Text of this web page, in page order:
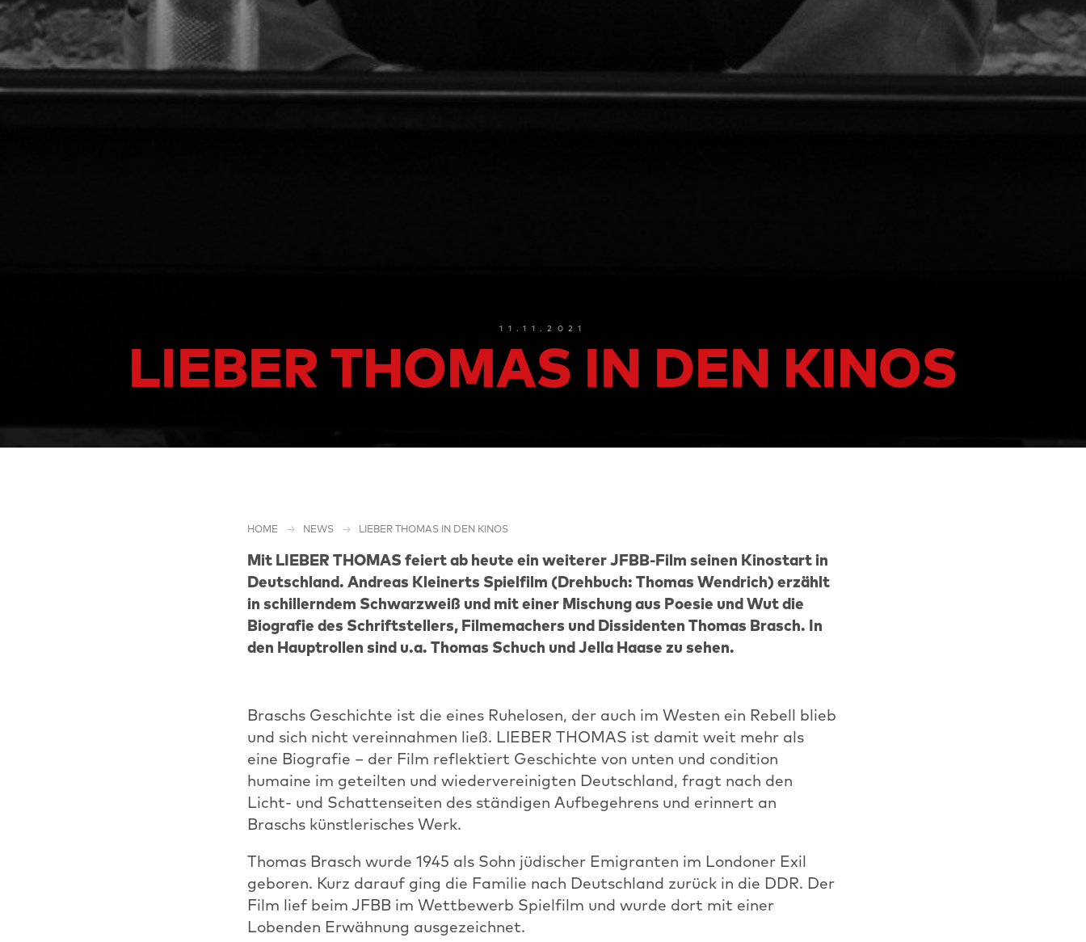
11.11.2021
LIEBER THOMAS IN DEN KINOS
HOME NEWS LIEBER THOMAS IN DEN KINOS
Mit LIEBER THOMAS feiert ab heute ein weiterer JFBB-Film seinen Kinostart in
Deutschland. Andreas Kleinerts Spielfilm (Drehbuch: Thomas Wendrich) erzählt
in schillerndem Schwarzweiß und mit einer Mischung aus Poesie und Wut die
Biografie des Schriftstellers, Filmemachers und Dissidenten Thomas Brasch. In
den Hauptrollen sind u.a. Thomas Schuch und Jella Haase zu sehen.
Braschs Geschichte ist die eines Ruhelosen, der auch im Westen ein Rebell blieb
und sich nicht vereinnahmen ließ. LIEBER THOMAS ist damit weit mehr als
eine Biografie – der Film reflektiert Geschichte von unten und condition
humaine im geteilten und wiedervereinigten Deutschland, fragt nach den
Licht- und Schattenseiten des ständigen Aufbegehrens und erinnert an
Braschs künstlerisches Werk.
Thomas Brasch wurde 1945 als Sohn jüdischer Emigranten im Londoner Exil
geboren. Kurz darauf ging die Familie nach Deutschland zurück in die DDR. Der
Film lief beim JFBB im Wettbewerb Spielfilm und wurde dort mit einer
Lobenden Erwähnung ausgezeichnet.